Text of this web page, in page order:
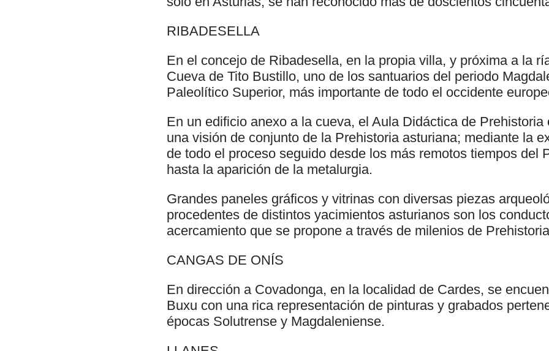
RIBADESELLA
En el concejo de Ribadesella, en la propia villa, y próxima a la
Cueva de Tito Bustillo, uno de los santuarios del periodo
Paleolítico Superior, más importante de todo el occidente
En un edificio anexo a la cueva, el Aula Didáctica de Prehistoria
una visión de conjunto de la Prehistoria asturiana; mediante la
de todo el proceso seguido desde los más remotos tiempos del
hasta la aparición de la metalurgia.
Grandes paneles gráficos y vitrinas con diversas piezas
procedentes de distintos yacimientos asturianos son los
acercamiento que se propone a través de milenios de
CANGAS DE ONÍS
En dirección a Covadonga, en la localidad de Cardes, se
Buxu con una rica representación de pinturas y grabados
épocas Solutrense y Magdaleniense.